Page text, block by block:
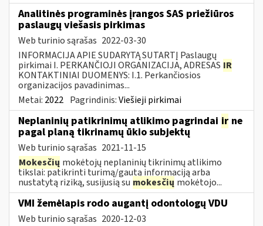
Analitinės programinės įrangos SAS priežiūros
paslaugų viešasis pirkimas
Web turinio sąrašas 2022-03-30
INFORMACIJA APIE SUDARYTĄ SUTARTĮ Paslaugų
pirkimai I. PERKANČIOJI ORGANIZACIJA, ADRESAS IR
KONTAKTINIAI DUOMENYS: I.1. Perkančiosios
organizacijos pavadinimas...
Metai: 2022 Pagrindinis:Viešieji pirkimai
Neplaninių patikrinimų atlikimo pagrindai ir ne
pagal planą tikrinamų ūkio subjektų
Web turinio sąrašas 2021-11-15
Mokesčių mokėtojų neplaninių tikrinimų atlikimo
tikslai: patikrinti turimą/gautą informaciją arba
nustatytą riziką, susijusią su mokesčių mokėtojo...
VMI žemėlapis rodo augantį odontologų VDU
Web turinio sąrašas 2020-12-03